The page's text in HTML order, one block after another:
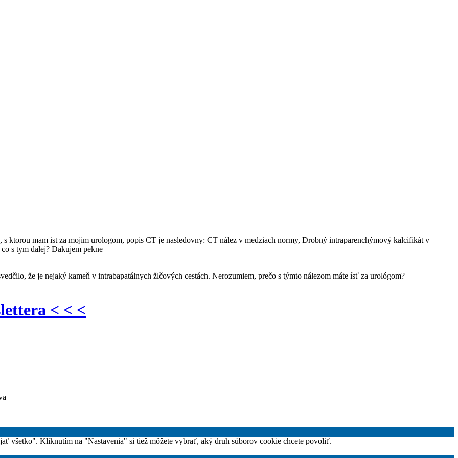
s ktorou mam ist za mojim urologom, popis CT je nasledovny: CT nález v medziach normy, Drobný intraparenchýmový kalcifikát v
s tym dalej? Dakujem pekne
že je nejaký kameň v intrabapatálnych žlčových cestách. Nerozumiem, prečo s týmto nálezom máte ísť za urológom?
< < <
všetko". Kliknutím na "Nastavenia" si tiež môžete vybrať, aký druh súborov cookie chcete povoliť.